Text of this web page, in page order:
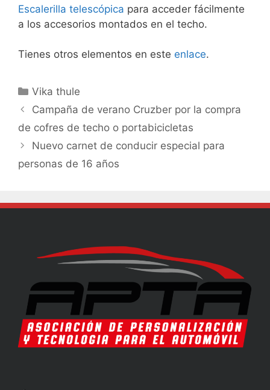
Escalerilla telescópica para acceder fácilmente
a los accesorios montados en el techo.
Tienes otros elementos en este enlace.
Vika thule
Campaña de verano Cruzber por la compra
de cofres de techo o portabicicletas
Nuevo carnet de conducir especial para
personas de 16 años